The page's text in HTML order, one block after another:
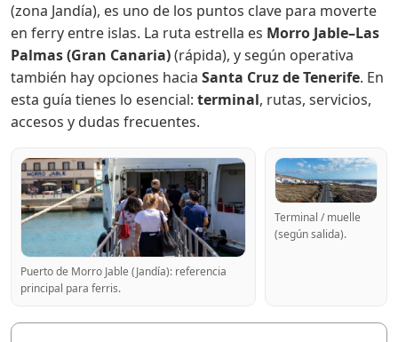
(zona Jandía), es uno de los puntos clave para moverte
en ferry entre islas. La ruta estrella es Morro Jable–Las
Palmas (Gran Canaria)(rápida), y según operativa
también hay opciones hacia Santa Cruz de Tenerife. En
esta guía tienes lo esencial: terminal, rutas, servicios,
accesos y dudas frecuentes.
Puerto de Morro Jable (Jandía): referencia
principal para ferris.
Terminal / muelle
(según salida).